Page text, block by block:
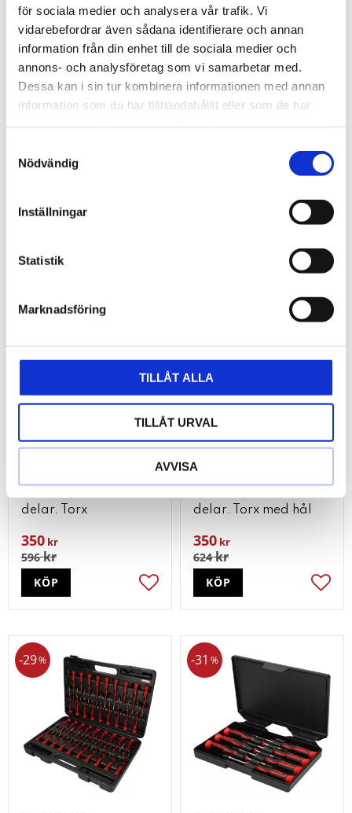
för sociala medier och analysera vår trafik. Vi
vidarebefordrar även sådana identifierare och annan
information från din enhet till de sociala medier och
annons- och analysföretag som vi samarbetar med.
Dessa kan i sin tur kombinera informationen med annan
information som du har tillhandahållit eller som de har
Nödvändig
Inställningar
Statistik
Marknadsföring
TILLÅT ALLA
TILLÅT URVAL
AVVISA
ERGOTORQUEplusplu
delar. XL
ERGOTORQUEplus®
delar. Torx
350 kr
596kr
41 %
Lägg till i favoriter
KÖP
ERGOTORQUEplus®
delar. Torx med hål
350 kr
624kr
KÖP
29% 31 %